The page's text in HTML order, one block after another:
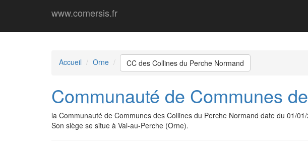
www.comersis.fr
Accueil Orne CC des Collines du Perche Normand
Communauté de Communes
la Communauté de Communes des Collines du Perche Normand date du 01/
Son siège se situe à Val-au-Perche (Orne).